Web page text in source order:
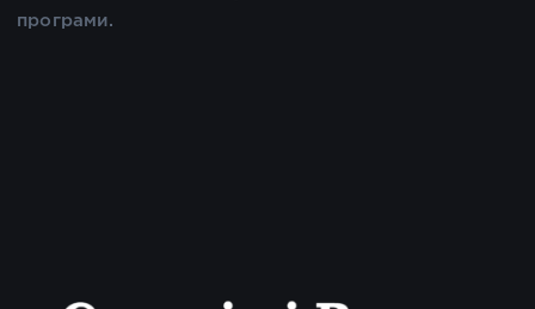
програми.